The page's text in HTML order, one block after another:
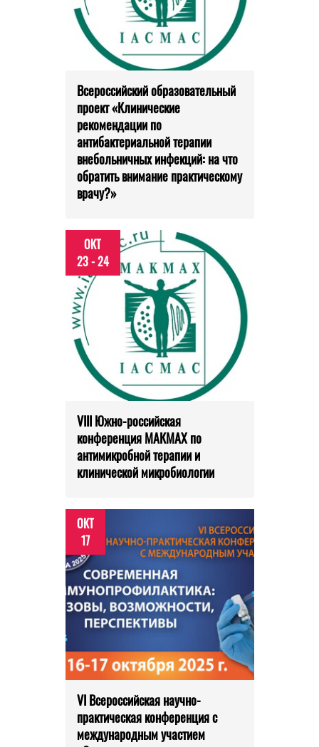
Всероссийский образовательный
проект «Клинические
рекомендации по
антибактериальной терапии
внебольничных инфекций: на что
обратить внимание практическому
врачу?»
ОКТ
23 - 24
VIII Южно-российская
конференция МАКМАХ по
антимикробной терапии и
клинической микробиологии
ОКТ
17
VI Всероссийская научно­
практическая конференция с
международным участием